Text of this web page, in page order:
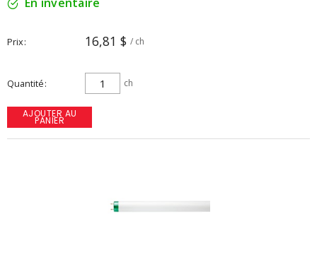
Prix 16,81 $ / ch
Quantité ch
AJOUTER AU
PANIER